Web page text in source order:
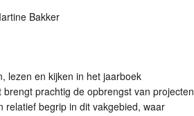
Bakker
lezen en kijken in het jaarboek
prachtig de opbrengst van projecten
relatief begrip in dit vakgebied, waar